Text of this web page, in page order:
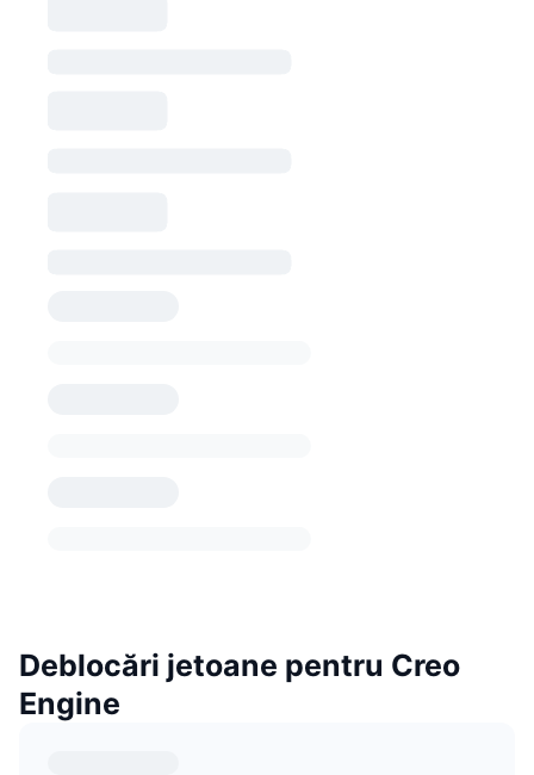
Deblocări jetoane pentru Creo
Engine